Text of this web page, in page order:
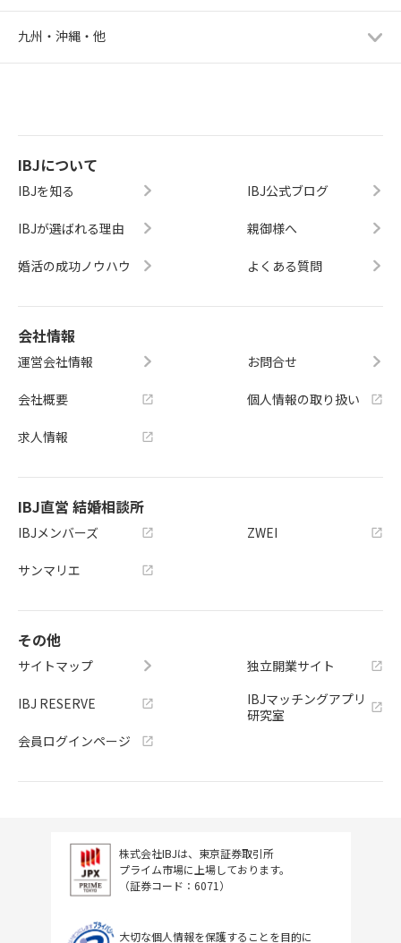
九州・沖縄・他
IBJについて
IBJを知る
IBJが選ばれる理由
婚活の成功ノウハウ
IBJ公式ブログ
親御様へ
よくある質問
会社情報
運営会社情報
会社概要
求人情報
お問合せ
個人情報の取り扱い
IBJ直営 結婚相談所
IBJメンバーズ
サンマリエ
ZWEI
その他
サイトマップ
IBJ RESERVE
会員ログインページ
独立開業サイト
IBJマッチングアプリ
研究室
株式会社IBJは、東京証券取引所
プライム市場に上場しております。
（証券コード：6071）
大切な個人情報を保護することを目的に